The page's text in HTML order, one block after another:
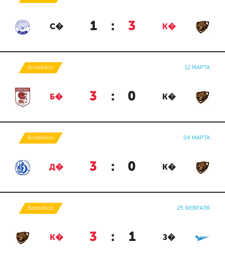
С� 1 : 3 К�
Волейбол 12 МАРТА
Б� 3 : 0 К�
Волейбол 04 МАРТА
Д� 3 : 0 К�
Волейбол 25 ФЕВРАЛЯ
К� 3 : 1 З�